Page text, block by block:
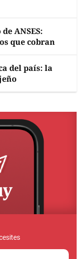
ANSES:
que cobran
del país: la